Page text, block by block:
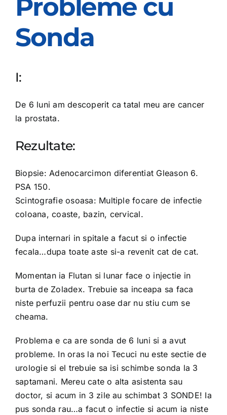
OPINIE MEDICALA
PROGRAMARI
Probleme cu
Sonda
I:
De 6 luni am descoperit ca tatal meu are cancer
la prostata.
Rezultate:
Biopsie: Adenocarcimon diferentiat Gleason 6.
PSA 150.
Scintografie osoasa: Multiple focare de infectie
coloana, coaste, bazin, cervical.
Dupa internari in spitale a facut si o infectie
fecala…dupa toate aste si-a revenit cat de cat.
Momentan ia Flutan si lunar face o injectie in
burta de Zoladex. Trebuie sa inceapa sa faca
niste perfuzii pentru oase dar nu stiu cum se
cheama.
Problema e ca are sonda de 6 luni si a avut
probleme. In oras la noi Tecuci nu este sectie de
urologie si el trebuie sa isi schimbe sonda la 3
saptamani. Mereu cate o alta asistenta sau
doctor, si acum in 3 zile au schimbat 3 SONDE! Ia
pus sonda rau…a facut o infectie si acum ia niste